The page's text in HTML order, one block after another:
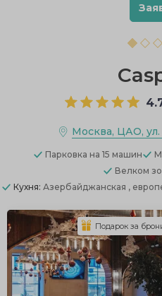
Москва, ЦАО, ул.
Парковка на 15 машин
Велком
Кухня: Азербайджанская ,
Подарок за